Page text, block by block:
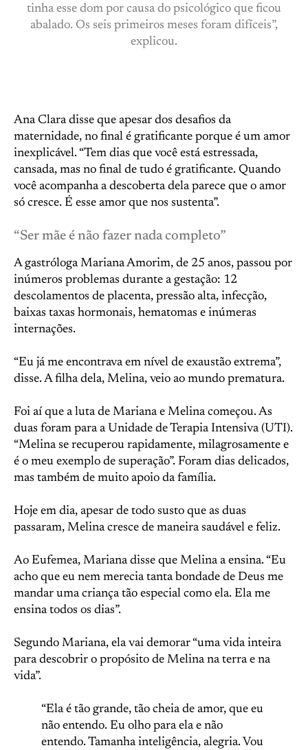
tinha esse dom por causa do psicológico que ficou
abalado. Os seis primeiros meses foram difíceis”,
explicou.
Ana Clara disse que apesar dos desafios da
maternidade, no final é gratificante porque é um amor
inexplicável. “Tem dias que você está estressada,
cansada, mas no final de tudo é gratificante. Quando
você acompanha a descoberta dela parece que o amor
só cresce. É esse amor que nos sustenta”.
“Ser mãe é não fazer nada completo”
A gastróloga Mariana Amorim, de 25 anos, passou por
inúmeros problemas durante a gestação: 12
descolamentos de placenta, pressão alta, infecção,
baixas taxas hormonais, hematomas e inúmeras
internações.
“Eu já me encontrava em nível de exaustão extrema”,
disse. A filha dela, Melina, veio ao mundo prematura.
Foi aí que a luta de Mariana e Melina começou. As
duas foram para a Unidade de Terapia Intensiva (UTI).
“Melina se recuperou rapidamente, milagrosamente e
é o meu exemplo de superação”. Foram dias delicados,
mas também de muito apoio da família.
Hoje em dia, apesar de todo susto que as duas
passaram, Melina cresce de maneira saudável e feliz.
Ao Eufemea, Mariana disse que Melina a ensina. “Eu
acho que eu nem merecia tanta bondade de Deus me
mandar uma criança tão especial como ela. Ela me
ensina todos os dias”.
Segundo Mariana, ela vai demorar “uma vida inteira
para descobrir o propósito de Melina na terra e na
vida”.
“Ela é tão grande, tão cheia de amor, que eu
não entendo. Eu olho para ela e não
entendo. Tamanha inteligência, alegria. Vou